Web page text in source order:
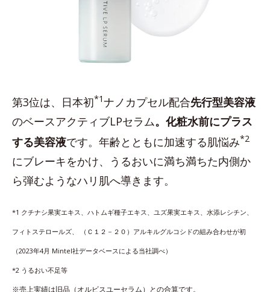
第3位は、日本初*1ナノカプセル配合先行型美容液
のベースアクティブLPセラム。化粧水前にプラス
する美容液です。年齢とともに加速する肌悩み*2
にブレーキをかけ、うるおいに満ち満ちた内側か
ら弾むようなハリ肌へ導きます。
*1 クチナシ果実エキス、ハトムギ種子エキス、ユズ果実エキス、水添レシチン、
フィトステロールズ、 （Ｃ１２－２０）アルキルグルコシドの組み合わせが初
（2023年4月 Mintel社データベースによる当社調べ）
*2 うるおい不足等
※売上実績は旧品（オルビスユーセラム）との合算です。